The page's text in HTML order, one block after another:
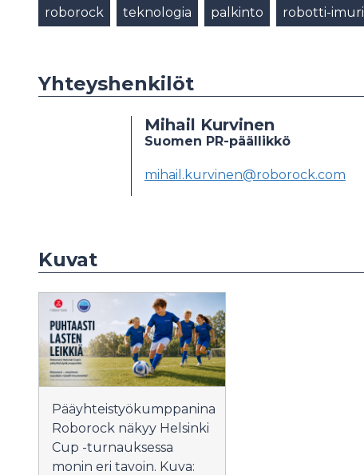
roborock teknologia palkinto robotti-imuri
Yhteyshenkilöt
Mihail Kurvinen
Suomen PR-päällikkö
mihail.kurvinen@roborock.com
Kuvat
Pääyhteistyökumppanina
Roborock näkyy Helsinki
Cup -turnauksessa
monin eri tavoin. Kuva: